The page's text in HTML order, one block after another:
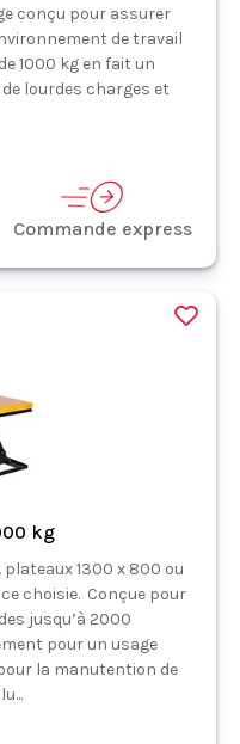
conçu pour assurer
de travail
1000 kg en fait un
lourdes charges et
Commande express
kg
plateaux 1300 x 800 ou
choisie. Conçue pour
jusqu’à 2000
pour un usage
la manutention de